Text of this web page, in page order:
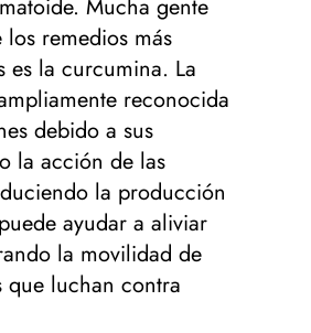
Mucha gente
remedios más
es la curcumina. La
reconocida
debido a sus
la acción de las
la producción
ayudar a aliviar
la movilidad de
que luchan contra